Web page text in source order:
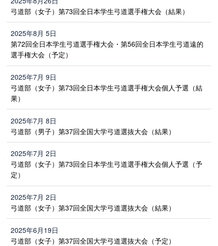
弓道部（女子）第73回全日本学生弓道選手権大会（結果）
2025年8月 5日
第72回全日本学生弓道選手権大会・第56回全日本学生弓道遠的
選手権大会（予定）
2025年7月 9日
弓道部（女子）第73回全日本学生弓道選手権大会個人予選（結
果）
2025年7月 8日
弓道部（男子）第37回全国大学弓道選抜大会（結果）
2025年7月 2日
弓道部（女子）第73回全日本学生弓道選手権大会個人予選（予
定）
2025年7月 2日
弓道部（女子）第37回全国大学弓道選抜大会（結果）
2025年6月19日
弓道部（女子）第37回全国大学弓道選抜大会（予定）